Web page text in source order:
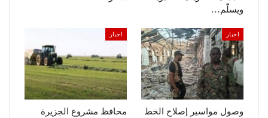
ويسلّم…
اخبار
وصول مواسير إصلاح الخط
اخبار
محافظ مشروع الجزيرة